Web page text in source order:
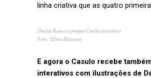
linha criativa que as quatro
Darlan Rosa e o projeto Casulo interativo
Foto: Telmo Ximenes
E agora o Casulo recebe
interativos com ilustrações de